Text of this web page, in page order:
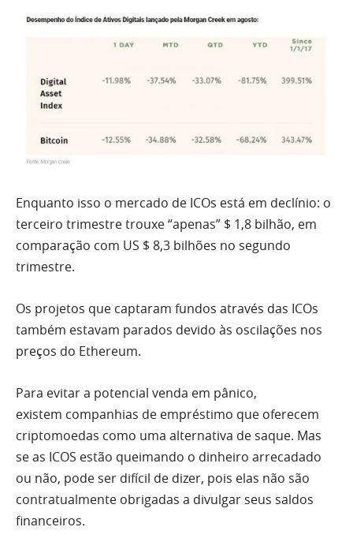
Enquanto isso o mercado de ICOs está em declínio: o
terceiro trimestre trouxe “apenas” $ 1,8 bilhão, em
comparação com US $ 8,3 bilhões no segundo
trimestre.
Os projetos que captaram fundos através das ICOs
também estavam parados devido às oscilações nos
preços do Ethereum.
Para evitar a potencial venda em pânico,
existem companhias de empréstimo que oferecem
criptomoedas como uma alternativa de saque. Mas
se as ICOS estão queimando o dinheiro arrecadado
ou não, pode ser difícil de dizer, pois elas não são
contratualmente obrigadas a divulgar seus saldos
financeiros.